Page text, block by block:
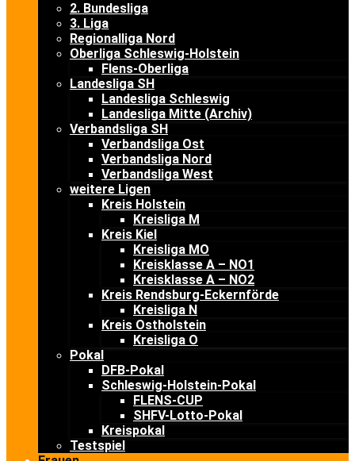
2. Bundesliga
3. Liga
Regionalliga Nord
Oberliga Schleswig-Holstein
Flens-Oberliga
Landesliga SH
Landesliga Schleswig
Landesliga Mitte (Archiv)
Verbandsliga SH
Verbandsliga Ost
Verbandsliga Nord
Verbandsliga West
weitere Ligen
Kreis Holstein
Kreisliga M
Kreis Kiel
Kreisliga MO
Kreisklasse A – NO1
Kreisklasse A – NO2
Kreis Rendsburg-Eckernförde
Kreisliga N
Kreis Ostholstein
Kreisliga O
Pokal
DFB-Pokal
Schleswig-Holstein-Pokal
FLENS-CUP
SHFV-Lotto-Pokal
Kreispokal
Testspiel